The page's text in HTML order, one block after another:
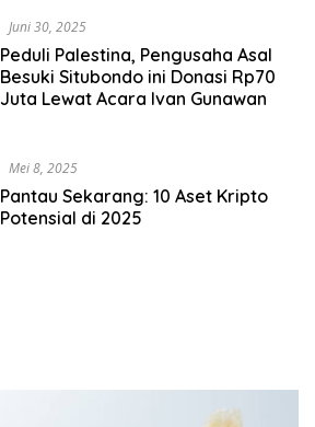
Juni 30, 2025
Peduli Palestina, Pengusaha Asal
Besuki Situbondo ini Donasi Rp70
Juta Lewat Acara Ivan Gunawan
Mei 8, 2025
Pantau Sekarang: 10 Aset Kripto
Potensial di 2025